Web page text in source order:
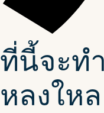
ที่นี้จะท
หลงให